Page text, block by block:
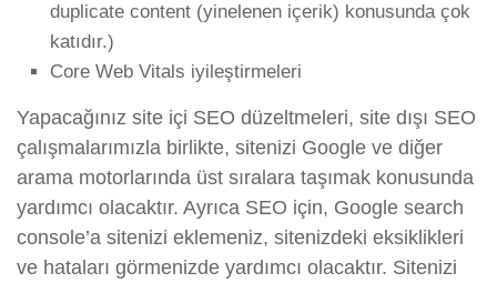
duplicate content (yinelenen içerik) konusunda çok
katıdır.)
Core Web Vitals iyileştirmeleri
Yapacağınız site içi SEO düzeltmeleri, site dışı SEO
çalışmalarımızla birlikte, sitenizi Google ve diğer
arama motorlarında üst sıralara taşımak konusunda
yardımcı olacaktır. Ayrıca SEO için, Google search
console’a sitenizi eklemeniz, sitenizdeki eksiklikleri
ve hataları görmenizde yardımcı olacaktır. Sitenizi